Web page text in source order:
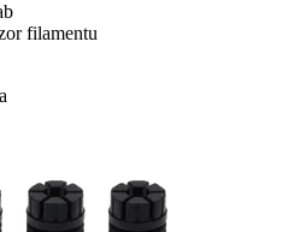
filamentu